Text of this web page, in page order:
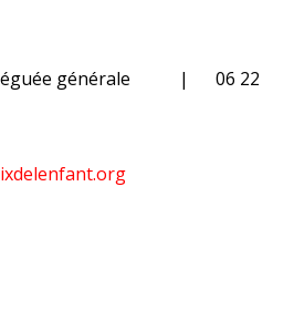
générale | 06 22